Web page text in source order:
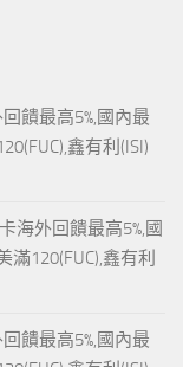
饋最高5%,國內最
鑫有利(ISI)
海外回饋最高5%,國
120(FUC),鑫有利
饋最高5%,國內最